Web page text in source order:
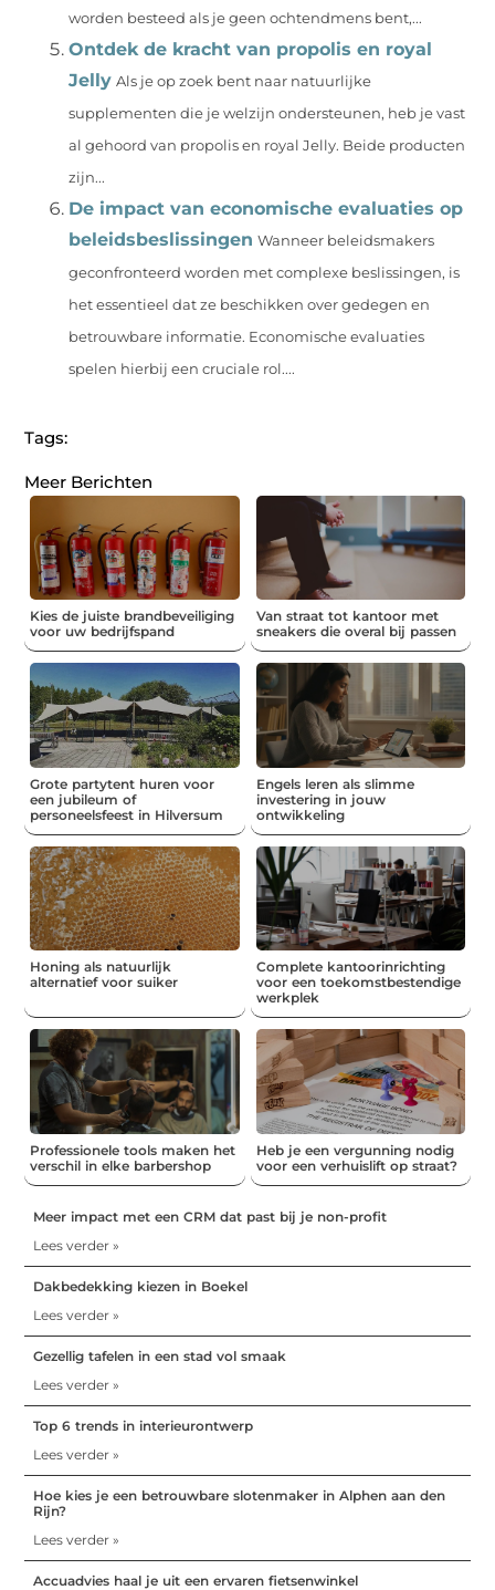
worden besteed als je geen ochtendmens bent,...
Ontdek de kracht van propolis en royal
Jelly Als je op zoek bent naar natuurlijke
supplementen die je welzijn ondersteunen, heb je vast
al gehoord van propolis en royal Jelly. Beide producten
zijn...
De impact van economische evaluaties op
beleidsbeslissingen Wanneer beleidsmakers
geconfronteerd worden met complexe beslissingen, is
het essentieel dat ze beschikken over gedegen en
betrouwbare informatie. Economische evaluaties
spelen hierbij een cruciale rol....
Tags:
Meer Berichten
Kies de juiste brandbeveiliging
voor uw bedrijfspand
Van straat tot kantoor met
sneakers die overal bij passen
Grote partytent huren voor
een jubileum of
personeelsfeest in Hilversum
Engels leren als slimme
investering in jouw
ontwikkeling
Honing als natuurlijk
alternatief voor suiker
Complete kantoorinrichting
voor een toekomstbestendige
werkplek
Professionele tools maken het
verschil in elke barbershop
Heb je een vergunning nodig
voor een verhuislift op straat?
Meer impact met een CRM dat past bij je non-profit
Lees verder »
Dakbedekking kiezen in Boekel
Lees verder »
Gezellig tafelen in een stad vol smaak
Lees verder »
Top 6 trends in interieurontwerp
Lees verder »
Hoe kies je een betrouwbare slotenmaker in Alphen aan den
Rijn?
Lees verder »
Accuadvies haal je uit een ervaren fietsenwinkel